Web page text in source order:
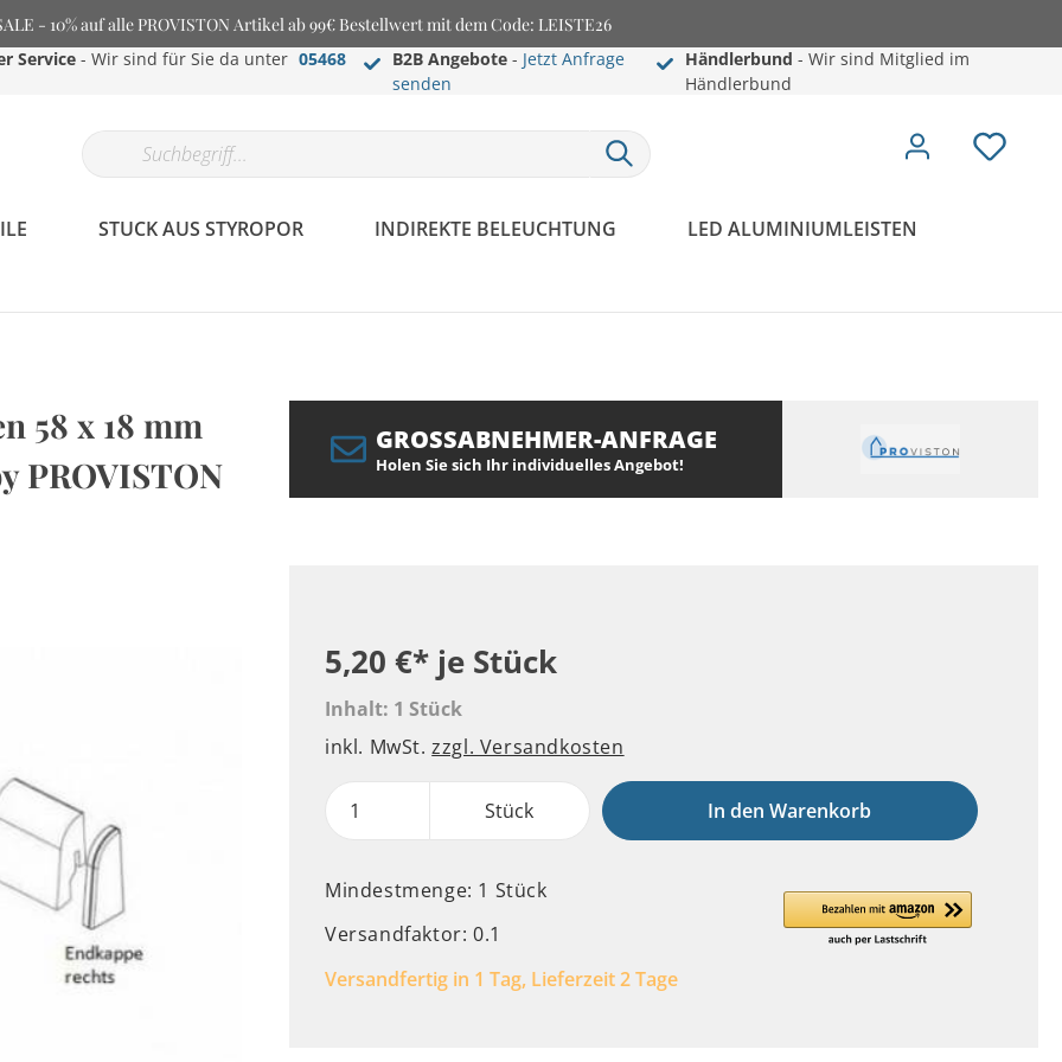
- 10% auf alle PROVISTON Artikel ab 99€ Bestellwert mit dem Code: LEISTE26
Service - Wir sind für Sie da unter 05468
B2B Angebote- Jetzt Anfrage
senden
Händlerbund - Wir sind Mitglied im
Händlerbund
STUCK AUS STYROPOR INDIREKTE BELEUCHTUNG LED ALUMINIUMLEISTEN
58 x 18 mm
PROVISTON
GROSSABNEHMER-ANFRAGE
Holen Sie sich Ihr individuelles Angebot!
5,20 €* je Stück
Inhalt: 1 Stück
inkl. MwSt.zzgl. Versandkosten
Stück In den Warenkorb
Mindestmenge: 1 Stück
Versandfaktor: 0.1
Versandfertig in 1 Tag, Lieferzeit 2 Tage